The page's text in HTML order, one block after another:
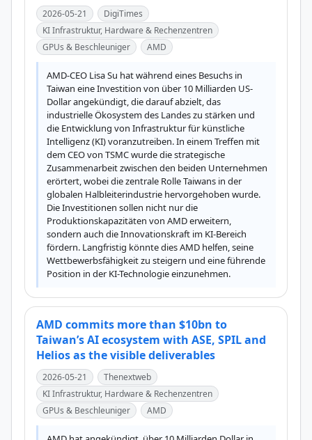
2026-05-21
DigiTimes
KI Infrastruktur, Hardware & Rechenzentren
GPUs & Beschleuniger
AMD
AMD-CEO Lisa Su hat während eines Besuchs in
Taiwan eine Investition von über 10 Milliarden US-
Dollar angekündigt, die darauf abzielt, das
industrielle Ökosystem des Landes zu stärken und
die Entwicklung von Infrastruktur für künstliche
Intelligenz (KI) voranzutreiben. In einem Treffen mit
dem CEO von TSMC wurde die strategische
Zusammenarbeit zwischen den beiden Unternehmen
erörtert, wobei die zentrale Rolle Taiwans in der
globalen Halbleiterindustrie hervorgehoben wurde.
Die Investitionen sollen nicht nur die
Produktionskapazitäten von AMD erweitern,
sondern auch die Innovationskraft im KI-Bereich
fördern. Langfristig könnte dies AMD helfen, seine
Wettbewerbsfähigkeit zu steigern und eine führende
Position in der KI-Technologie einzunehmen.
AMD commits more than $10bn to
Taiwan’s AI ecosystem with ASE, SPIL and
Helios as the visible deliverables
2026-05-21
Thenextweb
KI Infrastruktur, Hardware & Rechenzentren
GPUs & Beschleuniger
AMD